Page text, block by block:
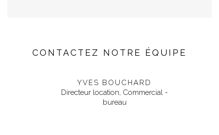
CONTACTEZ NOTRE ÉQUIPE
YVES BOUCHARD
Directeur location, Commercial -
bureau